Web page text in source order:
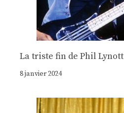
La triste fin de Phil Lynott
8 janvier 2024